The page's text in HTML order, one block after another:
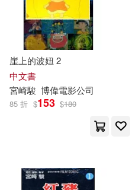
崖上的波妞 2
中文書
宮崎駿 博偉電影公司
85 折 $153 $180